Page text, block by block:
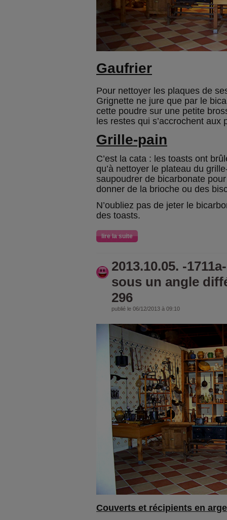
Gaufrier
Pour nettoyer les plaques de
Grignette ne jure que par le
cette poudre sur une petite
les restes qui s’accrochent aux
Grille-pain
C’est la cata : les toasts ont
qu’à nettoyer le plateau du
saupoudrer de bicarbonate
donner de la brioche ou des
N’oubliez pas de jeter le
des toasts.
lire la suite
2013.10.05. -
sous un angle
296
publié le 06/12/2013 à 09:10
Couverts et récipients en